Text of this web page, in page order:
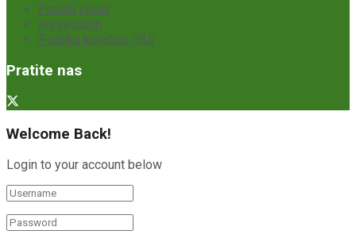
Pošalji vijest
Impressum
Politika kolačića (EU)
Pratite nas
Welcome Back!
Login to your account below